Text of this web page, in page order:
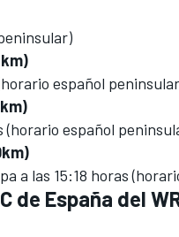
español
(horario español
a las 15:18 horas
España del